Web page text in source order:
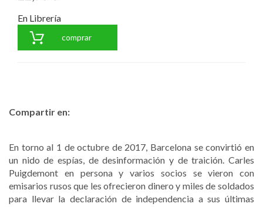
En Librería
comprar
Compartir en:
En torno al 1 de octubre de 2017, Barcelona se convirtió en
un nido de espías, de desinformación y de traición. Carles
Puigdemont en persona y varios socios se vieron con
emisarios rusos que les ofrecieron dinero y miles de soldados
para llevar la declaración de independencia a sus últimas